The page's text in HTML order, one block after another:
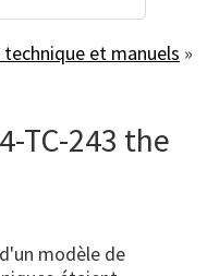
et manuels »
TC-243 the
modèle de